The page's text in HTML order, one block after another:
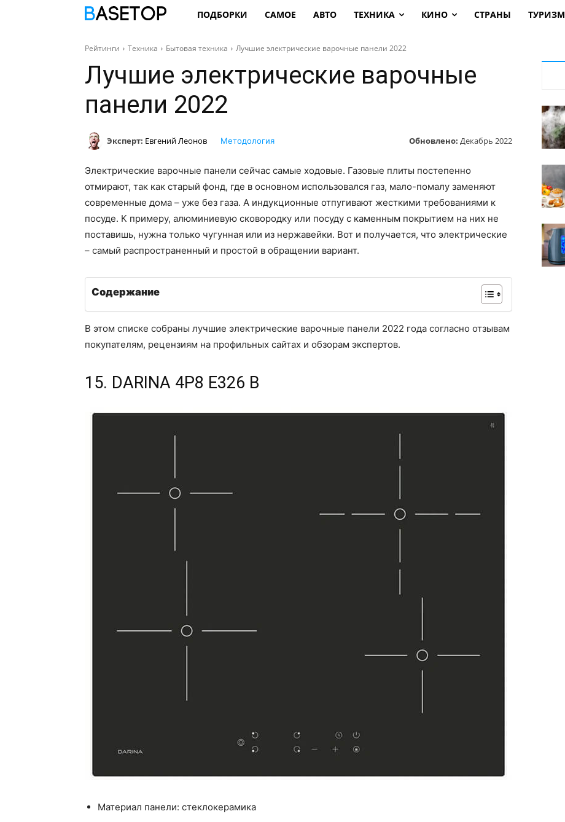
ПОДБОРКИ САМОЕ АВТО ТЕХНИКА КИНО СТРАНЫ ТУРИЗМ
Рейтинги Техника Бытовая техника Лучшие электрические варочные панели 2022
Лучшие электрические варочные
панели 2022
Эксперт: Евгений Леонов Обновлено: Декабрь 2022
Методология
Электрические варочные панели сейчас самые ходовые. Газовые плиты постепенно
отмирают, так как старый фонд, где в основном использовался газ, мало-помалу заменяют
современные дома – уже без газа. А индукционные отпугивают жесткими требованиями к
посуде. К примеру, алюминиевую сковородку или посуду с каменным покрытием на них не
поставишь, нужна только чугунная или из нержавейки. Вот и получается, что электрические
– самый распространенный и простой в обращении вариант.
Содержание
В этом списке собраны лучшие электрические варочные панели 2022 года согласно отзывам
покупателям, рецензиям на профильных сайтах и обзорам экспертов.
15. DARINA 4P8 E326 B
Материал панели: стеклокерамика